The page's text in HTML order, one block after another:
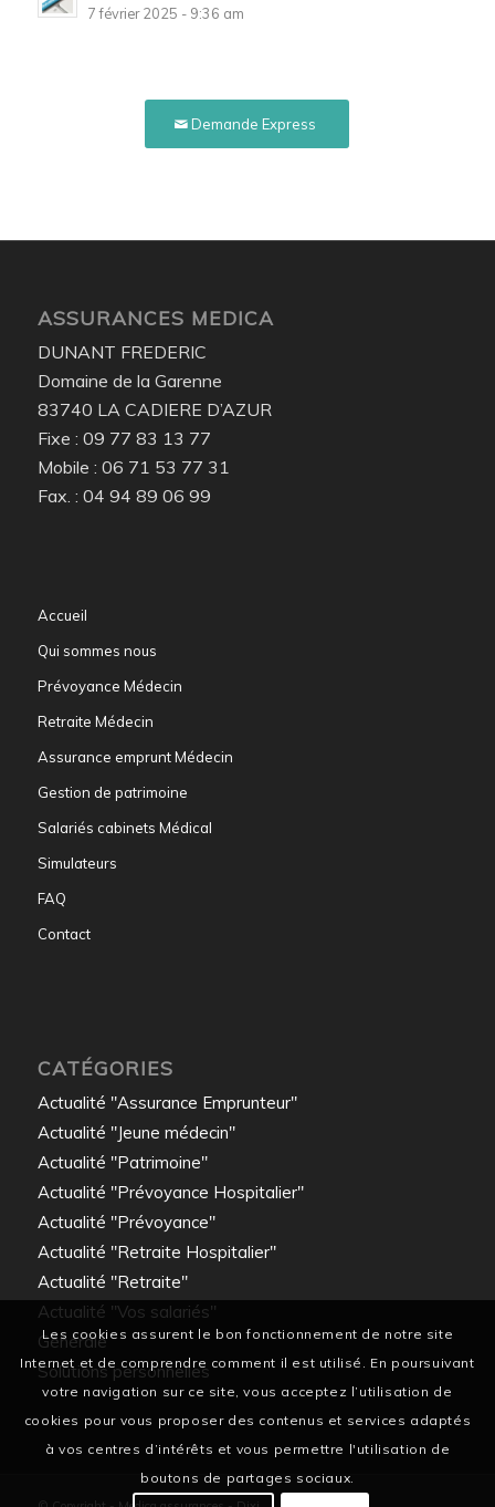
7 février 2025 - 9:36 am
Demande Express
ASSURANCES MEDICA
DUNANT FREDERIC
Domaine de la Garenne
83740 LA CADIERE D’AZUR
Fixe : 09 77 83 13 77
Mobile : 06 71 53 77 31
Fax. : 04 94 89 06 99
Accueil
Qui sommes nous
Prévoyance Médecin
Retraite Médecin
Assurance emprunt Médecin
Gestion de patrimoine
Salariés cabinets Médical
Simulateurs
FAQ
Contact
CATÉGORIES
Actualité "Assurance Emprunteur"
Actualité "Jeune médecin"
Actualité "Patrimoine"
Actualité "Prévoyance Hospitalier"
Actualité "Prévoyance"
Actualité "Retraite Hospitalier"
Actualité "Retraite"
Actualité "Vos salariés"
Générale
Solutions personnelles
Les cookies assurent le bon fonctionnement de notre site
Internet et de comprendre comment il est utilisé. En poursuivant
votre navigation sur ce site, vous acceptez l’utilisation de
cookies pour vous proposer des contenus et services adaptés
à vos centres d’intérêts et vous permettre l'utilisation de
boutons de partages sociaux.